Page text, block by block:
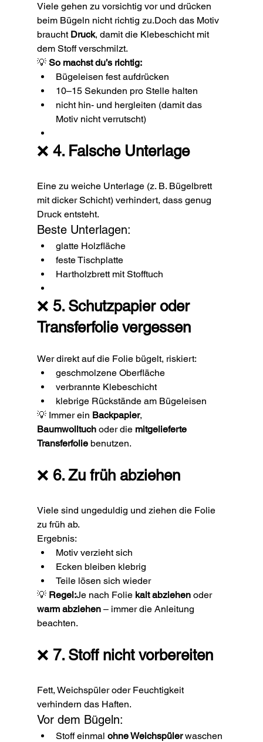
Viele gehen zu vorsichtig vor und drücken
beim Bügeln nicht richtig zu.Doch das Motiv
braucht Druck, damit die Klebeschicht mit
dem Stoff verschmilzt.
💡 So machst du’s richtig:
Bügeleisen fest aufdrücken
10–15 Sekunden pro Stelle halten
nicht hin- und hergleiten (damit das
Motiv nicht verrutscht)
❌ 4. Falsche Unterlage
Eine zu weiche Unterlage (z. B. Bügelbrett
mit dicker Schicht) verhindert, dass genug
Druck entsteht.
Beste Unterlagen:
glatte Holzfläche
feste Tischplatte
Hartholzbrett mit Stofftuch
❌ 5. Schutzpapier oder
Transferfolie vergessen
Wer direkt auf die Folie bügelt, riskiert:
geschmolzene Oberfläche
verbrannte Klebeschicht
klebrige Rückstände am Bügeleisen
💡 Immer ein Backpapier,
Baumwolltuch oder die mitgelieferte
Transferfolie benutzen.
❌ 6. Zu früh abziehen
Viele sind ungeduldig und ziehen die Folie
zu früh ab.
Ergebnis:
Motiv verzieht sich
Ecken bleiben klebrig
Teile lösen sich wieder
💡 Regel:Je nach Folie kalt abziehen oder
warm abziehen – immer die Anleitung
beachten.
❌ 7. Stoff nicht vorbereiten
Fett, Weichspüler oder Feuchtigkeit
verhindern das Haften.
Vor dem Bügeln:
Stoff einmal ohne Weichspüler waschen